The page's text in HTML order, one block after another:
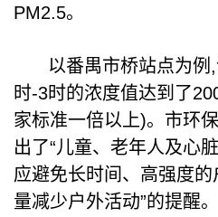
PM2.5。
以番禺市桥站点为
时-3时的浓度值达到了
家标准一倍以上)。市环
出了“儿童、老年人及心
应避免长时间、高强度
量减少户外活动”的提醒。